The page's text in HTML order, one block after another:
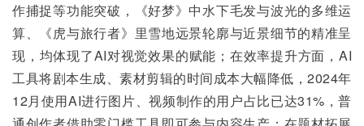
作捕捉等功能突破，《好梦》中水下毛发与波光的多维运
算、《虎与旅行者》里雪地远景轮廓与近景细节的精准呈
现，均体现了AI对视觉效果的赋能；在效率提升方面，AI
工具将剧本生成、素材剪辑的时间成本大幅降低，2024年
12月使用AI进行图片、视频制作的用户占比已达31%，普